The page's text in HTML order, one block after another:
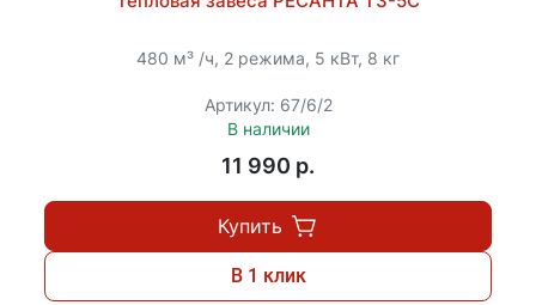
480 м³ /ч, 2 режима, 5 кВт, 8 кг
Артикул: 67/6/2
В наличии
11 990 p.
Купить
В 1 клик